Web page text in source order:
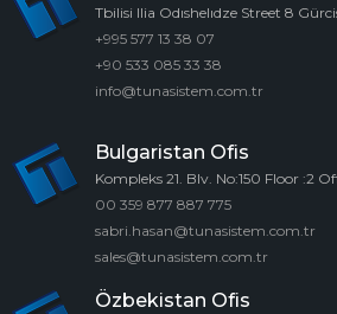
Tbilisi Ilia Odıshelıdze Street 8
+995 577 13 38 07
+90 533 085 33 38
info@tunasistem.com.tr
Bulgaristan Ofis
Kompleks 21. Blv. No:150 Floor :2
00 359 877 887 775
sabri.hasan@tunasistem.com.tr
sales@tunasistem.com.tr
Özbekistan Ofis